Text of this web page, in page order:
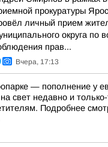
прокуратуры
личный прием
округа по
прав...
Вчера, 17:13
— пополнение у
свет недавно и
Подробнее